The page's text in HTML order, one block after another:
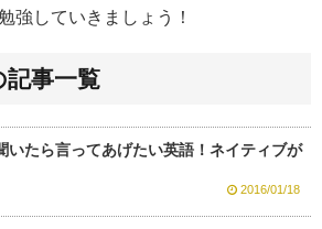
強していきましょう！
事一覧
いたら言ってあげたい英語！ネイティブが
2016/01/18